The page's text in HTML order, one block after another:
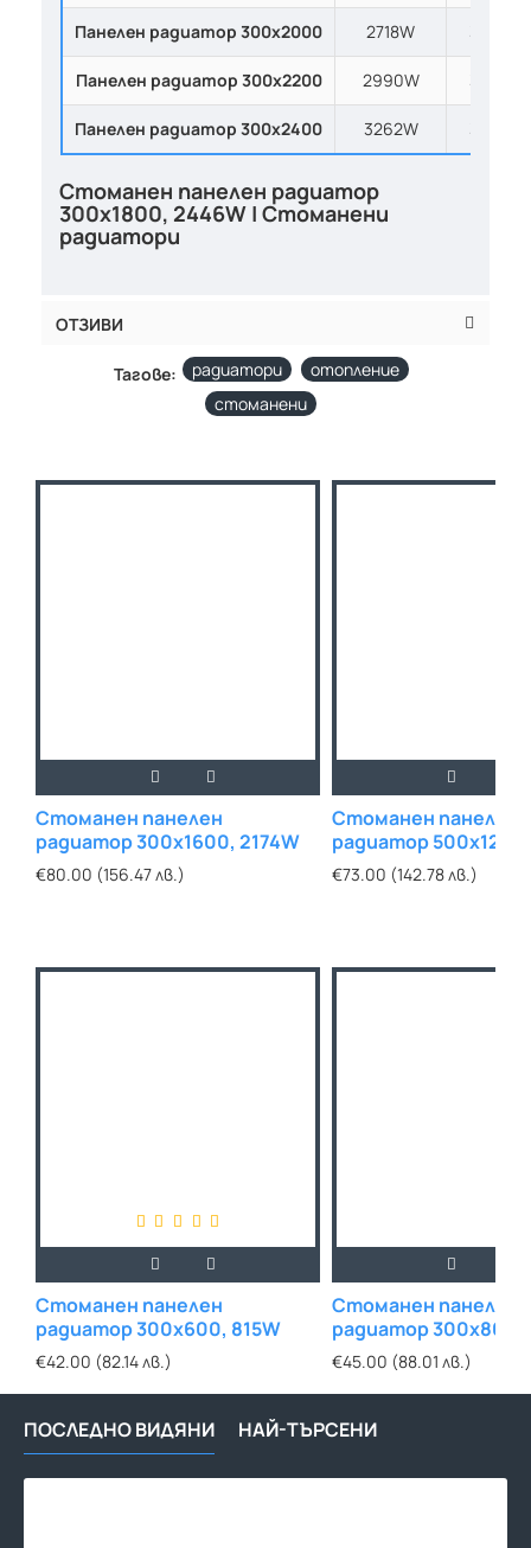
Панелен радиатор 300х2000 2718W
Панелен радиатор 300х2200 2990W
Панелен радиатор 300х2400 3262W
Стоманен панелен радиатор
300х1800, 2446W | Стоманени
радиатори
ОТЗИВИ
Тагове: радиатори
отопление
стоманени
Стоманен панелен
радиатор 300х1600, 2174W
€80.00 (156.47 лв.)
Стоманен панелен
радиатор
€73.00 (142.78 лв.)
Стоманен панелен
радиатор 300х600, 815W
€42.00 (82.14 лв.)
Стоманен панелен
радиатор 300х800,
€45.00 (88.01 лв.)
ПОСЛЕДНО ВИДЯНИ НАЙ-ТЪРСЕНИ